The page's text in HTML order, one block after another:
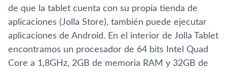
de que la tablet cuenta con su propia tienda de
aplicaciones (Jolla Store), también puede ejecutar
aplicaciones de Android. En el interior de Jolla Tablet
encontramos un procesador de 64 bits Intel Quad
Core a 1,8GHz, 2GB de memoria RAM y 32GB de